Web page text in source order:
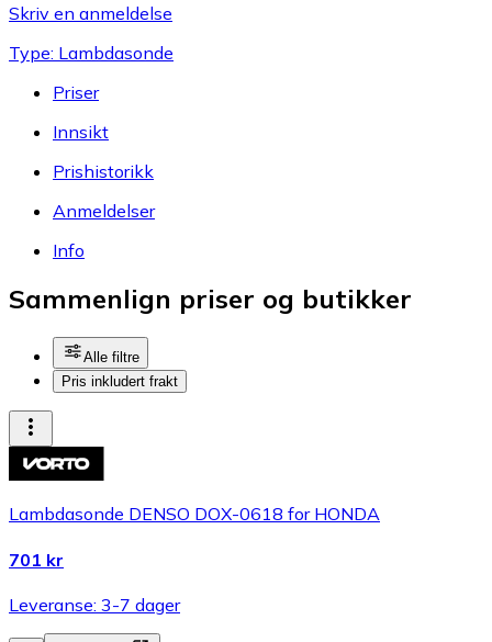
Skriv en anmeldelse
Type: Lambdasonde
Priser
Innsikt
Prishistorikk
Anmeldelser
Info
Sammenlign priser og butikker
Alle filtre
Pris inkludert frakt
Lambdasonde DENSO DOX-0618 for HONDA
701 kr
Leveranse: 3-7 dager